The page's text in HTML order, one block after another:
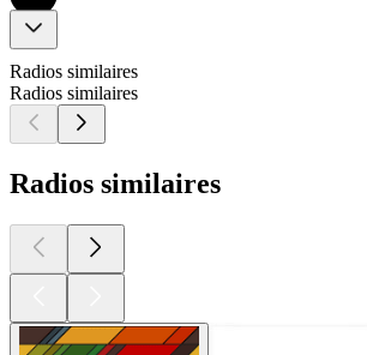
Radios similaires
Radios similaires
Radios similaires